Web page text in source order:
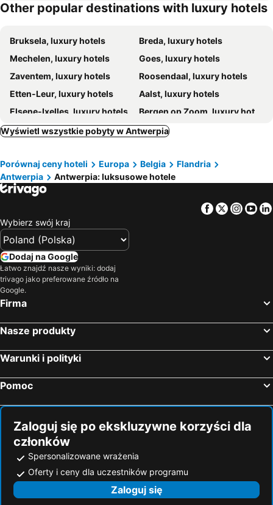
Rock Lobster City Lodge
B&B Kava
Other popular destinations with luxury hotels
Bruksela, luxury hotels
Breda, luxury hotels
Mechelen, luxury hotels
Goes, luxury hotels
Zaventem, luxury hotels
Roosendaal, luxury hotels
Etten-Leur, luxury hotels
Aalst, luxury hotels
Elsene-Ixelles, luxury hotels
Bergen op Zoom, luxury hotels
Saint-Josse-ten-Noode, luxury hotels
Brasschaat, luxury hotels
Tholen, luxury hotels
Kasterlee, luxury hotels
Sint-Niklaas, luxury hotels
Lokeren, luxury hotels
Woluwe-Saint-Pierre, luxury hotels
Huldenberg, luxury hotels
Stabroek, luxury hotels
Dendermonde, luxury hotels
Beveren, luxury hotels
Sint Philipsland, luxury hotels
Londerzeel, luxury hotels
Wetteren, luxury hotels
Ravels, luxury hotels
Edegem, luxury hotels
Hoek, luxury hotels
Bertem, luxury hotels
Aarschot, luxury hotels
Wyświetl wszystkie pobyty w Antwerpia
Porównaj ceny hoteli Europa Belgia
Flandria
Antwerpia
Antwerpia: luksusowe hotele
Facebook
Twitter
Wybierz swój kraj
Dodaj na Google
Łatwo znajdź nasze wyniki: dodaj
trivago jako preferowane źródło na
Google.
Firma
Nasze produkty
Warunki i polityki
Pomoc
Zaloguj się po ekskluzywne korzyści dla
członków
Spersonalizowane wrażenia
Oferty i ceny dla uczestników programu
Zaloguj się